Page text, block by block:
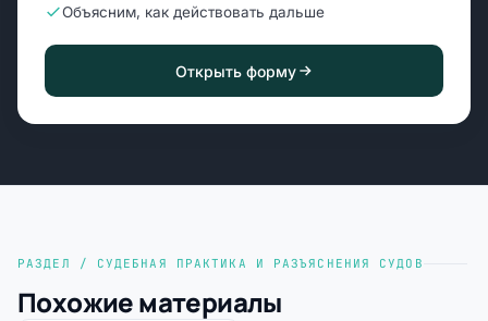
Объясним, как действовать дальше
Открыть форму
РАЗДЕЛ / СУДЕБНАЯ ПРАКТИКА И РАЗЪЯСНЕНИЯ СУДОВ
Похожие материалы